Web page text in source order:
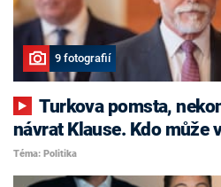
9 fotografií
Turkova pomsta, nekonfliktní Havlíček i
návrat Klause. Kdo může
Téma: Politika